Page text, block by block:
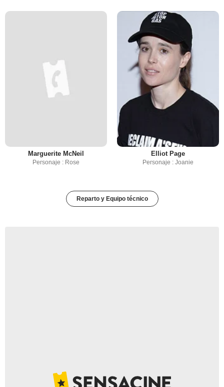
Marguerite McNeil
Personaje : Rose
Elliot Page
Personaje : Joanie
Reparto y Equipo técnico